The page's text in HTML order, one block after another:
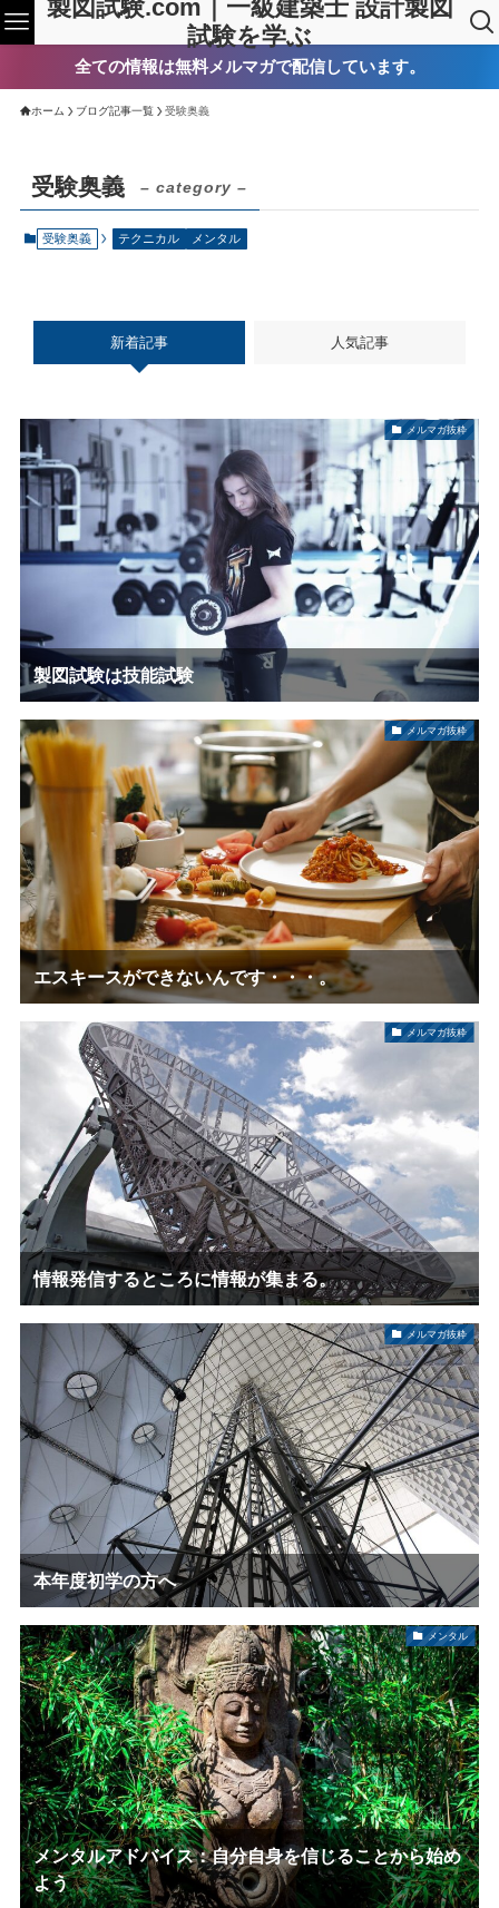
製図試験.com｜一級建築士 設計製図
試験を学ぶ
全ての情報は無料メルマガで配信しています。
ホーム ブログ記事一覧 受験奥義
受験奥義 – category –
受験奥義 テクニカル メンタル
新着記事 人気記事
メルマガ抜粋
製図試験は技能試験
メルマガ抜粋
エスキースができないんです・・・。
メルマガ抜粋
情報発信するところに情報が集まる。
メルマガ抜粋
本年度初学の方へ
メンタル
メンタルアドバイス：自分自身を信じることから始め
よう